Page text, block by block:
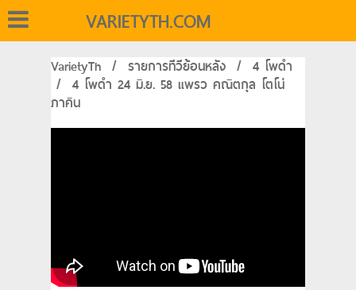
VARIETYTH.COM
VarietyTh / รายการทีวีย้อนหลัง / 4 โพดำ
/ 4 โพดำ 24 มิ.ย. 58 แพรว คณิตกุล โตโน่
ภาคิน